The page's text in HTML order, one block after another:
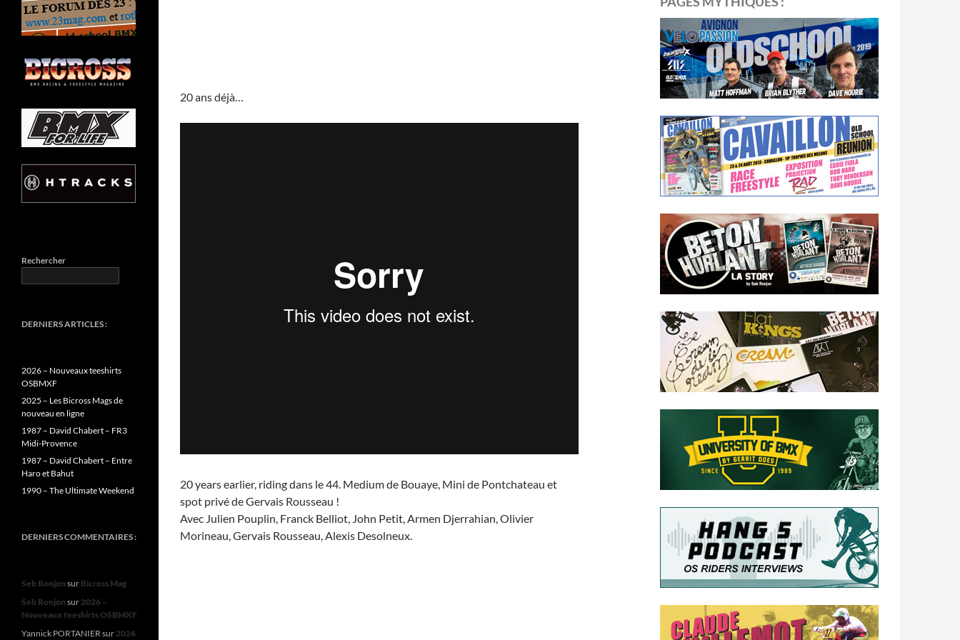
20 ans déjà…
20 years earlier, riding dans le 44. Medium de Bouaye, Mini de Pontchateau et
spot privé de Gervais Rousseau !
Avec Julien Pouplin, Franck Belliot, John Petit, Armen Djerrahian, Olivier
Morineau, Gervais Rousseau, Alexis Desolneux.
Rechercher
DERNIERS ARTICLES :
2026 – Nouveaux teeshirts
OSBMXF
2025 – Les Bicross Mags de
nouveau en ligne
1987 – David Chabert – FR3
Midi-Provence
1987 – David Chabert – Entre
Haro et Bahut
1990 – The Ultimate Weekend
DERNIERS COMMENTAIRES :
Seb Ronjon sur Bicross Mag
Seb Ronjon sur2026 –
Nouveaux teeshirts OSBMXF
Yannick PORTANIERsur2026